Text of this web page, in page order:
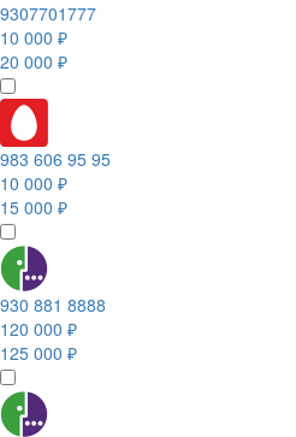
9307701777
10 000 ₽
20 000 ₽
983 606 95 95
10 000 ₽
15 000 ₽
930 881 8888
120 000 ₽
125 000 ₽